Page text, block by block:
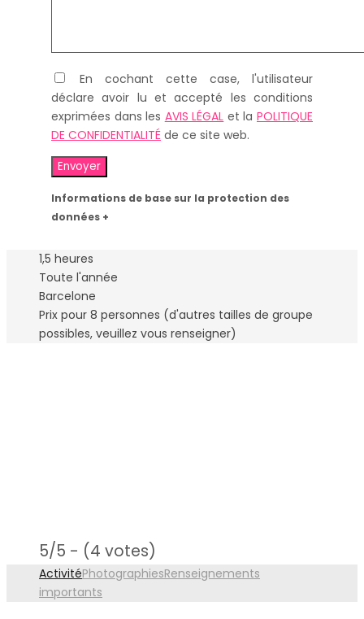
En cochant cette case, l'utilisateur
déclare avoir lu et accepté les conditions
exprimées dans les AVIS LÉGAL et laPOLITIQUE
DE CONFIDENTIALITÉ de ce site web.
Informations de base sur la protection des
données +
1,5 heures
Toute l'année
Barcelone
Prix pour 8 personnes (d'autres tailles de groupe
possibles, veuillez vous renseigner)
5/5 - (4 votes)
ActivitéPhotographiesRenseignements
importants